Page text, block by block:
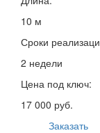
10 м
Сроки
2 недели
Цена под ключ:
17 000 руб.
Заказать